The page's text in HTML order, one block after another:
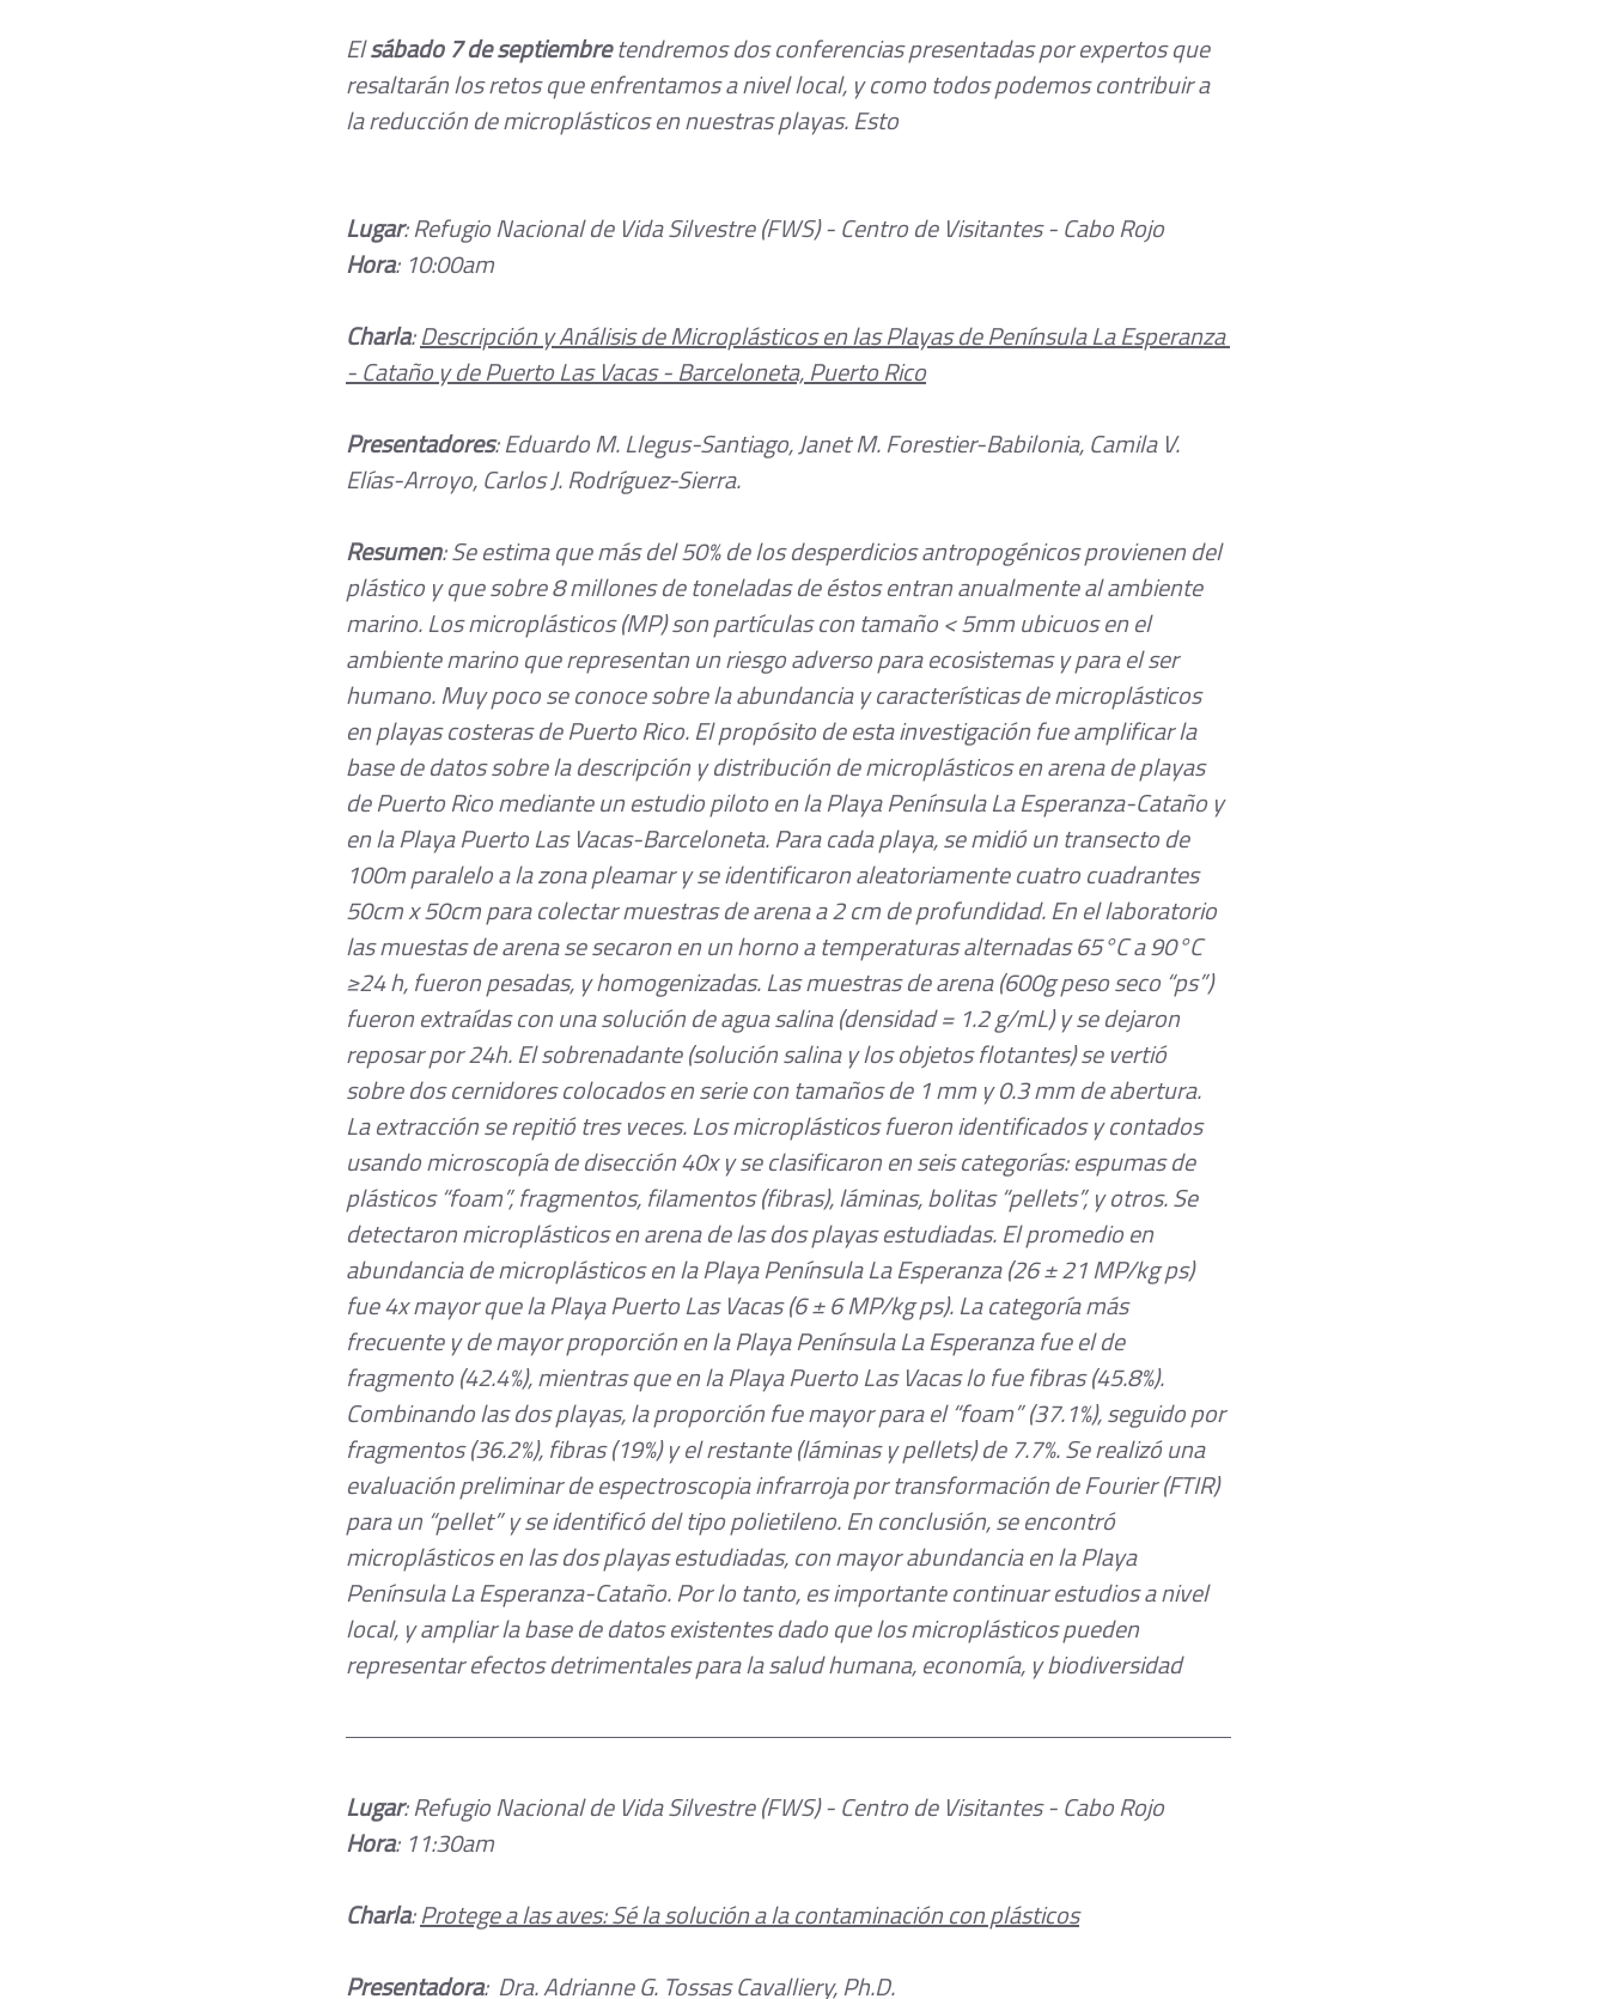
El sábado 7 de septiembre tendremos dos conferencias presentadas por expertos que
resaltarán los retos que enfrentamos a nivel local, y como todos podemos contribuir a
la reducción de microplásticos en nuestras playas. Esto
Lugar: Refugio Nacional de Vida Silvestre (FWS) - Centro de Visitantes - Cabo Rojo
Hora: 10:00am
Charla: ﻿﻿Descripción y Análisis de Microplásticos en las Playas de Península La Esperanza
- Cataño y de Puerto Las Vacas - Barceloneta, Puerto Rico
Presentadores: Eduardo M. Llegus-Santiago, Janet M. Forestier-Babilonia, Camila V.
Elías-Arroyo, Carlos J. Rodríguez-Sierra.
Resumen: Se estima que más del 50% de los desperdicios antropogénicos provienen del
plástico y que sobre 8 millones de toneladas de éstos entran anualmente al ambiente
marino. Los microplásticos (MP) son partículas con tamaño < 5mm ubicuos en el
ambiente marino que representan un riesgo adverso para ecosistemas y para el ser
humano. Muy poco se conoce sobre la abundancia y características de microplásticos
en playas costeras de Puerto Rico. El propósito de esta investigación fue amplificar la
base de datos sobre la descripción y distribución de microplásticos en arena de playas
de Puerto Rico mediante un estudio piloto en la Playa Península La Esperanza-Cataño y
en la Playa Puerto Las Vacas-Barceloneta. Para cada playa, se midió un transecto de
100m paralelo a la zona pleamar y se identificaron aleatoriamente cuatro cuadrantes
50cm x 50cm para colectar muestras de arena a 2 cm de profundidad. En el laboratorio
las muestas de arena se secaron en un horno a temperaturas alternadas 65°C a 90°C
≥24 h, fueron pesadas, y homogenizadas. Las muestras de arena (600g peso seco “ps”)
fueron extraídas con una solución de agua salina (densidad = 1.2 g/mL) y se dejaron
reposar por 24h. El sobrenadante (solución salina y los objetos flotantes) se vertió
sobre dos cernidores colocados en serie con tamaños de 1 mm y 0.3 mm de abertura.
La extracción se repitió tres veces. Los microplásticos fueron identificados y contados
usando microscopía de disección 40x y se clasificaron en seis categorías: espumas de
plásticos “foam”, fragmentos, filamentos (fibras), láminas, bolitas “pellets”, y otros. Se
detectaron microplásticos en arena de las dos playas estudiadas. El promedio en
abundancia de microplásticos en la Playa Península La Esperanza (26 ± 21 MP/kg ps)
fue 4x mayor que la Playa Puerto Las Vacas (6 ± 6 MP/kg ps). La categoría más
frecuente y de mayor proporción en la Playa Península La Esperanza fue el de
fragmento (42.4%), mientras que en la Playa Puerto Las Vacas lo fue fibras (45.8%).
Combinando las dos playas, la proporción fue mayor para el “foam” (37.1%), seguido por
fragmentos (36.2%), fibras (19%) y el restante (láminas y pellets) de 7.7%. Se realizó una
evaluación preliminar de espectroscopia infrarroja por transformación de Fourier (FTIR)
para un “pellet” y se identificó del tipo polietileno. En conclusión, se encontró
microplásticos en las dos playas estudiadas, con mayor abundancia en la Playa
Península La Esperanza-Cataño. Por lo tanto, es importante continuar estudios a nivel
local, y ampliar la base de datos existentes dado que los microplásticos pueden
representar efectos detrimentales para la salud humana, economía, y biodiversidad
Lugar: Refugio Nacional de Vida Silvestre (FWS) - Centro de Visitantes - Cabo Rojo
Hora: 11:30am
Charla: Protege a las aves: Sé la solución a la contaminación con plásticos
Presentadora:  Dra. Adrianne G. Tossas Cavalliery, Ph.D.